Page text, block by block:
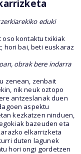
eduki
kontaktu txikiak
hori bai, beti euskaraz
obrak bere indarra
zenean, zenbait
nik neuk oztopo
antzeslanak duen
aspektu
kezkatzen ninduen,
bazeuden eta
elkarrizketa
duten lagunek
hori ongi gordetzen